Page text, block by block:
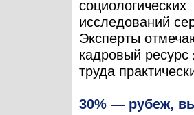
социологических
исследований
Эксперты
кадровый
труда
30% — рубеж,